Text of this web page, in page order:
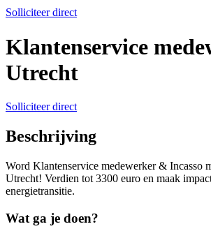
Solliciteer direct
Klantenservice
Utrecht
Solliciteer direct
Beschrijving
Word Klantenservice medewerker & Incasso
Utrecht! Verdien tot 3300 euro en maak
energietransitie.
Wat ga je doen?